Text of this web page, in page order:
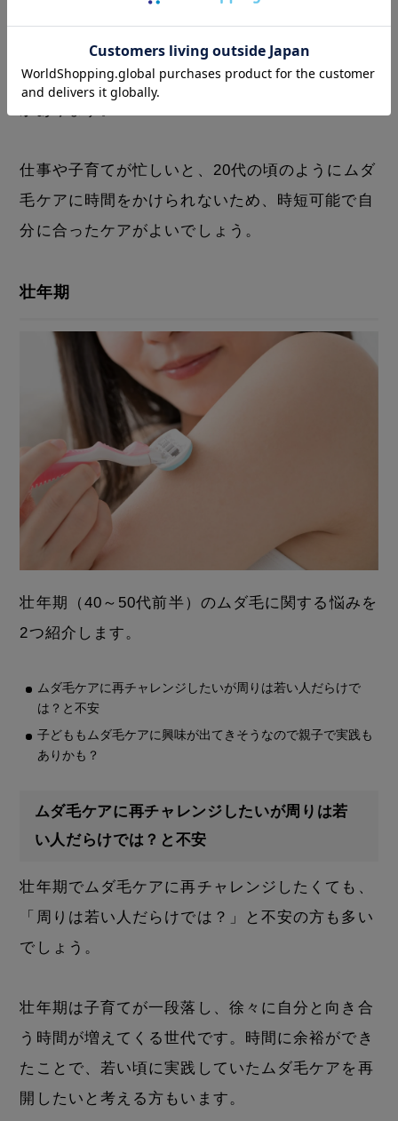
比較的時間がある大学時代にムダ毛をケアしてい
ても、時間がたってムダ毛が目立ち始めるケース
仕事や子育てが忙しいと、20代の頃のようにムダ
毛ケアに時間をかけられないため、時短可能で自
分に合ったケアがよいでしょう。
壮年期
壮年期（40～50代前半）のムダ毛に関する悩みを
2つ紹介します。
ムダ毛ケアに再チャレンジしたいが周りは若い人だらけで
は？と不安
子どももムダ毛ケアに興味が出てきそうなので親子で実践も
ありかも？
ムダ毛ケアに再チャレンジしたいが周りは若
い人だらけでは？と不安
壮年期でムダ毛ケアに再チャレンジしたくても、
「周りは若い人だらけでは？」と不安の方も多い
でしょう。
壮年期は子育てが一段落し、徐々に自分と向き合
う時間が増えてくる世代です。時間に余裕ができ
たことで、若い頃に実践していたムダ毛ケアを再
開したいと考える方もいます。